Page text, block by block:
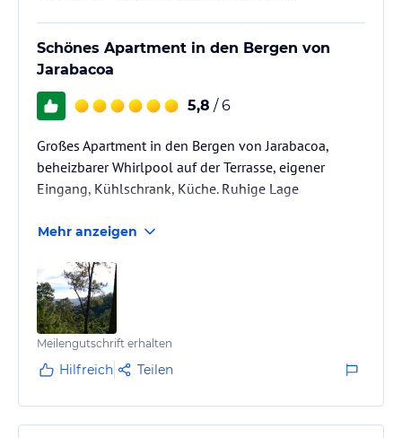
Schönes Apartment in den Bergen von
Jarabacoa
5,8 / 6
Großes Apartment in den Bergen von Jarabacoa,
beheizbarer Whirlpool auf der Terrasse, eigener
Eingang, Kühlschrank, Küche. Ruhige Lage
Mehr anzeigen
Meilengutschrift erhalten
Hilfreich Teilen